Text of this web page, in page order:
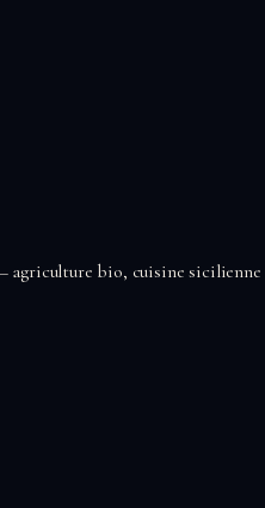
bio, cuisine